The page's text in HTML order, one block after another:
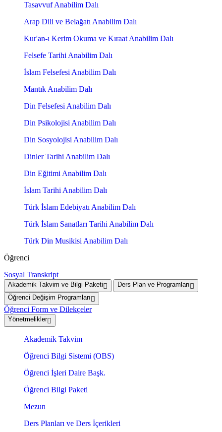
Tasavvuf Anabilim Dalı
Arap Dili ve Belağatı Anabilim Dalı
Kur'an-ı Kerim Okuma ve Kıraat Anabilim Dalı
Felsefe Tarihi Anabilim Dalı
İslam Felsefesi Anabilim Dalı
Mantık Anabilim Dalı
Din Felsefesi Anabilim Dalı
Din Psikolojisi Anabilim Dalı
Din Sosyolojisi Anabilim Dalı
Dinler Tarihi Anabilim Dalı
Din Eğitimi Anabilim Dalı
İslam Tarihi Anabilim Dalı
Türk İslam Edebiyatı Anabilim Dalı
Türk İslam Sanatları Tarihi Anabilim Dalı
Türk Din Musikisi Anabilim Dalı
Öğrenci
Sosyal Transkript
Akademik Takvim ve Bilgi Paketi
Ders Plan ve Programları
Öğrenci Değişim Programları
Öğrenci Form ve Dilekçeler
Yönetmelikler
Akademik Takvim
Öğrenci Bilgi Sistemi (OBS)
Öğrenci İşleri Daire Başk.
Öğrenci Bilgi Paketi
Mezun
Ders Planları ve Ders İçerikleri